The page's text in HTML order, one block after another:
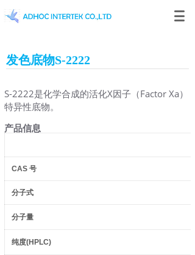
发色底物S-2222
S-2222是化学合成的活化X因子（Factor Xa）
特异性底物。
产品信息
CAS号
分子式
分子量
纯度(HPLC)